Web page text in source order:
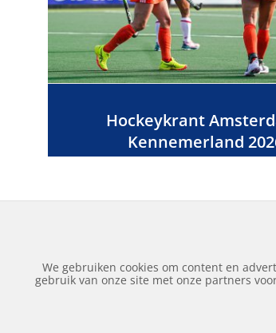
Hockeykrant
Kennemerland
We gebruiken cookies om content en
gebruik van onze site met onze partners